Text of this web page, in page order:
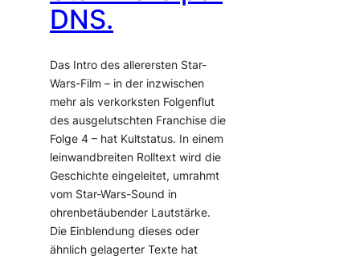
DNS.
Das Intro des allerersten Star-
Wars-Film – in der inzwischen
mehr als verkorksten Folgenflut
des ausgelutschten Franchise die
Folge 4 – hat Kultstatus. In einem
leinwandbreiten Rolltext wird die
Geschichte eingeleitet, umrahmt
vom Star-Wars-Sound in
ohrenbetäubender Lautstärke.
Die Einblendung dieses oder
ähnlich gelagerter Texte hat